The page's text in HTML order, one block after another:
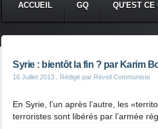
ACCUEIL GQ QU'EST CE
Syrie : bientôt la fin ? par Karim
16 Juillet 2013 , Rédigé par Réveil Communiste
En Syrie, l’un après l’autre, les
terroristes sont libérés par l’armée